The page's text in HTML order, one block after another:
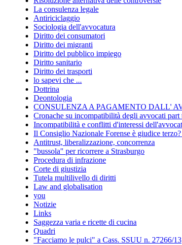
La consulenza legale
Antiriciclaggio
Sociologia dell'avvocatura
Diritto dei consumatori
Diritto dei migranti
Diritto del pubblico impiego
Diritto sanitario
Diritto dei trasporti
lo sapevi che ...
Dottrina
Deontologia
CONSULENZA A PAGAMENTO DALL'
Cronache su incompatibilità degli avvocati part
Incompatibilità e conflitti d'interessi
Il Consiglio Nazionale Forense è giudice
Antitrust, liberalizzazione, concorrenza
"bussola" per ricorrere a Strasburgo
Procedura di infrazione
Corte di giustizia
Tutela multilivello di diritti
Law and globalisation
you
Notizie
Links
Saggezza varia e ricette di cucina
Quadri
"Facciamo le pulci" a Cass. SSUU n. 27266/13